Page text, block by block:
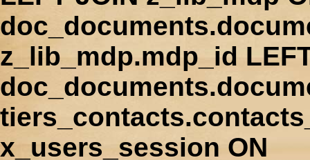
z_lib_mdp.mdp_id
x_users_session ON